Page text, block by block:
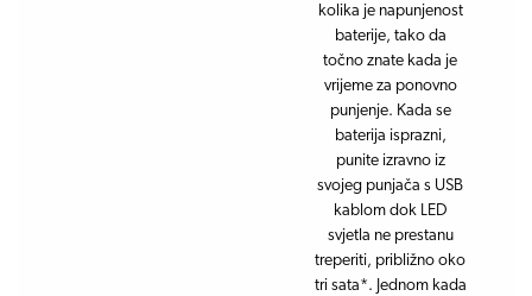
kolika je napunjenost
baterije, tako da
točno znate kada je
vrijeme za ponovno
punjenje. Kada se
baterija isprazni,
punite izravno iz
svojeg punjača s USB
kablom dok LED
svjetla ne prestanu
treperiti, približno oko
tri sata*. Jednom kada